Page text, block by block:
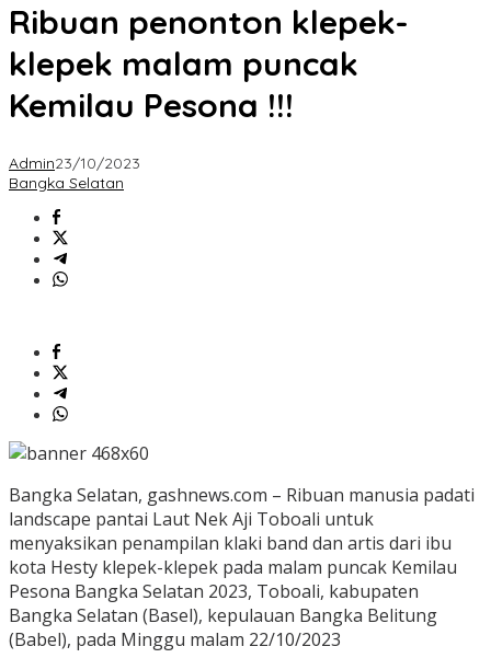
Ribuan penonton klepek-
klepek malam puncak
Kemilau Pesona !!!
Admin23/10/2023
Bangka Selatan
Bangka Selatan, gashnews.com – Ribuan manusia padati
landscape pantai Laut Nek Aji Toboali untuk
menyaksikan penampilan klaki band dan artis dari ibu
kota Hesty klepek-klepek pada malam puncak Kemilau
Pesona Bangka Selatan 2023, Toboali, kabupaten
Bangka Selatan (Basel), kepulauan Bangka Belitung
(Babel), pada Minggu malam 22/10/2023